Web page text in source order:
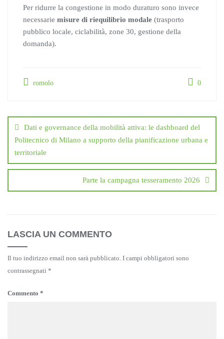
Per ridurre la congestione in modo duraturo sono invece
necessarie misure di riequilibrio modale (trasporto
pubblico locale, ciclabilità, zone 30, gestione della
domanda).
romolo 0
articoli
Dati e governance della mobilità attiva: le dashboard del
Politecnico di Milano a supporto della pianificazione urbana e
territoriale
Parte la campagna tesseramento 2026
LASCIA UN COMMENTO
Il tuo indirizzo email non sarà pubblicato. I campi obbligatori sono
contrassegnati *
Commento *